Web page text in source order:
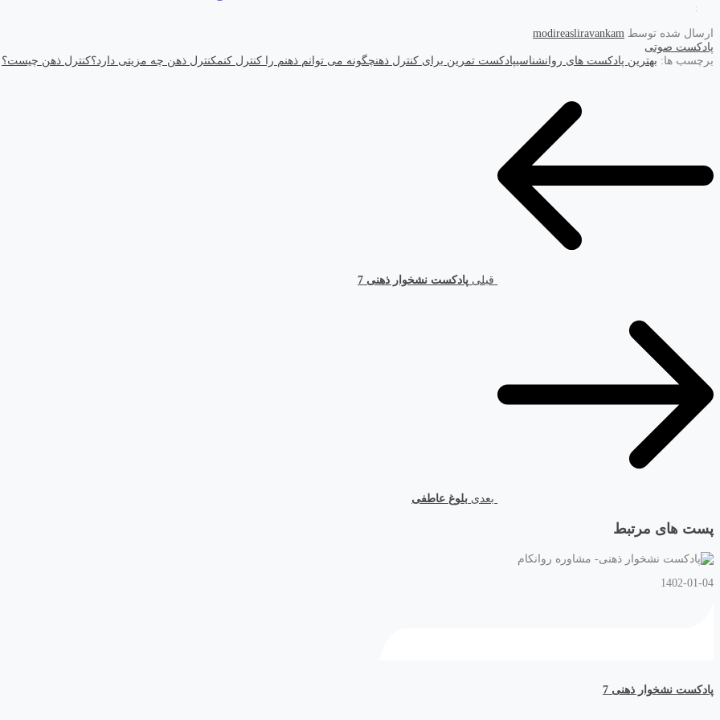
:
ارسال شده توسط modireasliravankam
پادکست صوتی
برچسب ها: بهترین پادکست های روانشناسیپادکست تمرین برای کنترل ذهنچگونه می توانم ذهنم را کنترل کنمکنترل ذهن چه مزیتی دارد؟کنترل ذهن چیست؟
قبلی پادکست نشخوار ذهنی 7
بعدی بلوغ عاطفی
پست های مرتبط
1402-01-04
پادکست نشخوار ذهنی 7